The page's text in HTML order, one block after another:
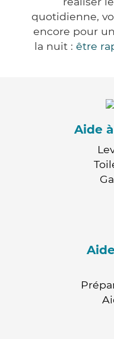
quotidienne,
encore pour
la nuit : être
Aide